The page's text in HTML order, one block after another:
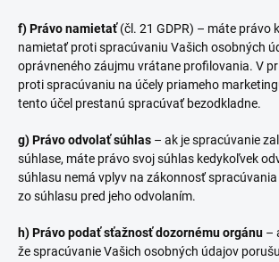
f) Právo namietať(čl. 21 GDPR) – máte právo
namietať proti spracúvaniu Vašich osobných
oprávneného záujmu vrátane profilovania. V
proti spracúvaniu na účely priameho
tento účel prestanú spracúvať bezodkladne.
g) Právo odvolať súhlas – ak je spracúvanie
súhlase, máte právo svoj súhlas kedykoľvek
súhlasu nemá vplyv na zákonnosť
zo súhlasu pred jeho odvolaním.
h) Právo podať sťažnosť dozornému orgánu –
že spracúvanie Vašich osobných údajov